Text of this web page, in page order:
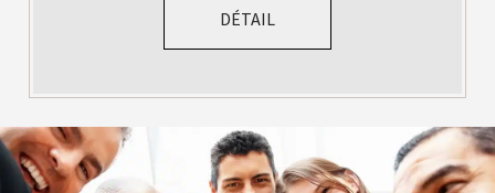
DÉTAIL